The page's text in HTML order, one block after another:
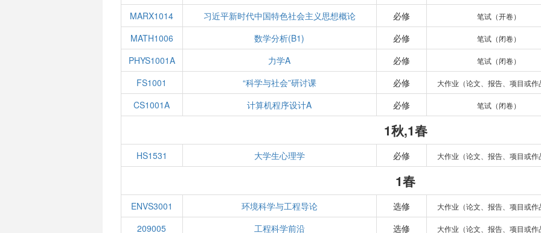
MARX1014 习近平新时代中国特色社会主义思想概论 必修 笔试（开卷）
MATH1006 数学分析(B1) 必修 笔试（闭卷）
PHYS1001A 力学A 必修 笔试（闭卷）
FS1001 “科学与社会”研讨课 必修 大作业（论文、报告、项目或作
CS1001A 计算机程序设计A 必修 笔试（闭卷）
1秋,1春
HS1531 大学生心理学 必修 大作业（论文、报告、项目或作
1春
ENVS3001 环境科学与工程导论 选修 大作业（论文、报告、项目或作
209005 工程科学前沿 选修 大作业（论文、报告、项目或作